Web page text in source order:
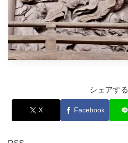
シェアする
X Facebook